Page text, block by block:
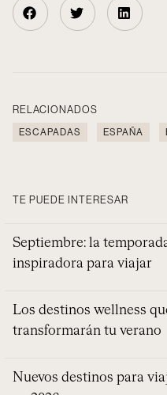
RELACIONADOS
ESCAPADAS ESPAÑA
TE PUEDE INTERESAR
Septiembre: la
inspiradora para viajar
Los destinos wellness
transformarán tu verano
Nuevos destinos para